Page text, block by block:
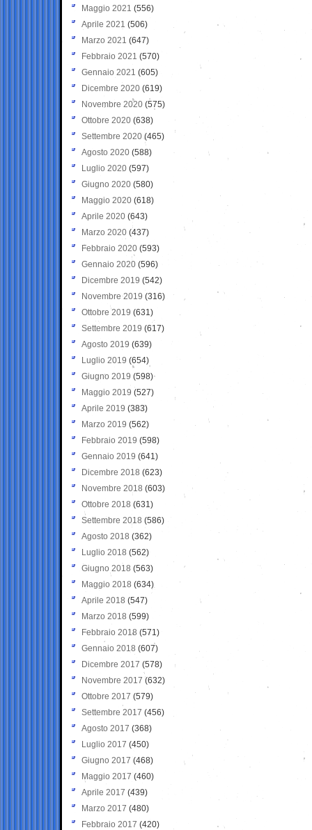
Maggio 2021 (556)
Aprile 2021 (506)
Marzo 2021 (647)
Febbraio 2021 (570)
Gennaio 2021 (605)
Dicembre 2020 (619)
Novembre 2020 (575)
Ottobre 2020 (638)
Settembre 2020(465)
Agosto 2020 (588)
Luglio 2020 (597)
Giugno 2020 (580)
Maggio 2020 (618)
Aprile 2020 (643)
Marzo 2020 (437)
Febbraio 2020 (593)
Gennaio 2020 (596)
Dicembre 2019 (542)
Novembre 2019 (316)
Ottobre 2019 (631)
Settembre 2019 (617)
Agosto 2019 (639)
Luglio 2019 (654)
Giugno 2019 (598)
Maggio 2019 (527)
Aprile 2019 (383)
Marzo 2019 (562)
Febbraio 2019 (598)
Gennaio 2019 (641)
Dicembre 2018 (623)
Novembre 2018 (603)
Ottobre 2018 (631)
Settembre 2018 (586)
Agosto 2018 (362)
Luglio 2018 (562)
Giugno 2018 (563)
Maggio 2018 (634)
Aprile 2018 (547)
Marzo 2018 (599)
Febbraio 2018 (571)
Gennaio 2018 (607)
Dicembre 2017 (578)
Novembre 2017 (632)
Ottobre 2017 (579)
Settembre 2017 (456)
Agosto 2017 (368)
Luglio 2017 (450)
Giugno 2017 (468)
Maggio 2017 (460)
Aprile 2017 (439)
Marzo 2017 (480)
Febbraio 2017 (420)